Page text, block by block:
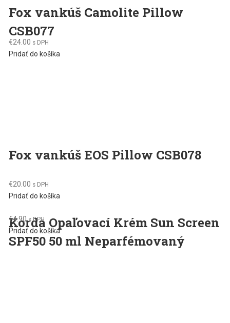
Fox vankúš Camolite Pillow
CSB077
€24.00 s DPH
Pridať do košíka
Fox vankúš EOS Pillow CSB078
€20.00 s DPH
Pridať do košíka
Korda Opaľovací Krém Sun Screen
SPF50 50 ml Neparfémovaný
€4.90 s DPH
Pridať do košíka